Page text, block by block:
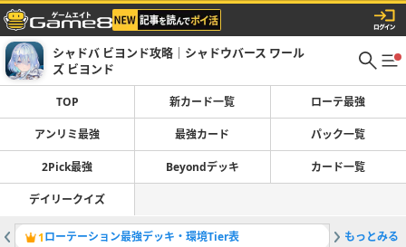
シャドバ ビヨンド攻略｜シャドウバース ワール
ズ ビヨンド
TOP 新カード一覧 ローテ最強
アンリミ最強 最強カード パック一覧
2Pick最強 Beyondデッキ カード一覧
デイリークイズ
1ローテーション最強デッキ・環境Tier表 2
もっとみる